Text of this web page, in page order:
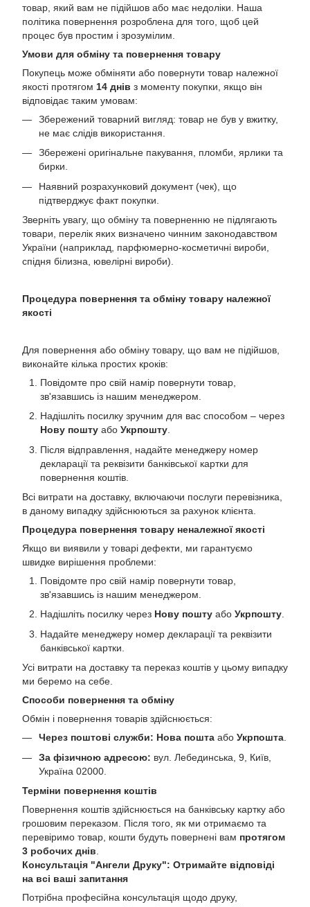
товар, який вам не підійшов або має недоліки. Наша
політика повернення розроблена для того, щоб цей
процес був простим і зрозумілим.
Умови для обміну та повернення товару
Покупець може обміняти або повернути товар належної
якості протягом 14 днів з моменту покупки, якщо він
відповідає таким умовам:
Збережений товарний вигляд: товар не був у вжитку,
не має слідів використання.
Збережені оригінальне пакування, пломби, ярлики та
бирки.
Наявний розрахунковий документ (чек), що
підтверджує факт покупки.
Зверніть увагу, що обміну та поверненню не підлягають
товари, перелік яких визначено чинним законодавством
України (наприклад, парфюмерно-косметичні вироби,
спідня білизна, ювелірні вироби).
Процедура повернення та обміну товару належної
якості
Для повернення або обміну товару, що вам не підійшов,
виконайте кілька простих кроків:
Повідомте про свій намір повернути товар,
зв'язавшись із нашим менеджером.
Надішліть посилку зручним для вас способом – через
Нову пошту або Укрпошту.
Після відправлення, надайте менеджеру номер
декларації та реквізити банківської картки для
повернення коштів.
Всі витрати на доставку, включаючи послуги перевізника,
в даному випадку здійснюються за рахунок клієнта.
Процедура повернення товару неналежної якості
Якщо ви виявили у товарі дефекти, ми гарантуємо
швидке вирішення проблеми:
Повідомте про свій намір повернути товар,
зв'язавшись із нашим менеджером.
Надішліть посилку через Нову пошту або Укрпошту.
Надайте менеджеру номер декларації та реквізити
банківської картки.
Усі витрати на доставку та переказ коштів у цьому випадку
ми беремо на себе.
Способи повернення та обміну
Обмін і повернення товарів здійснюється:
Через поштові служби: Нова пошта або Укрпошта.
За фізичною адресою: вул. Лебединська, 9, Київ,
Україна 02000.
Терміни повернення коштів
Повернення коштів здійснюється на банківську картку або
грошовим переказом. Після того, як ми отримаємо та
перевіримо товар, кошти будуть повернені вам протягом
3 робочих днів
Консультація "Ангели Друку": Отримайте відповіді
на всі ваші запитання
Потрібна професійна консультація щодо друку,